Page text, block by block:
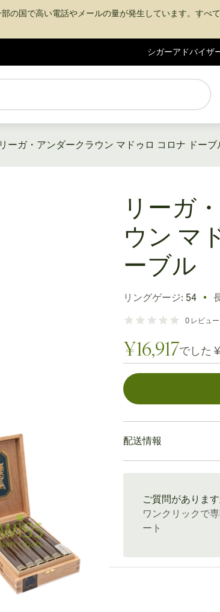
の国で高い電話やメールの量が発生しています。すべ
シガーアドバイザ
リーガ・アンダークラウン マドゥロ コロナ ドーブ
リーガ
ウン マ
ーブル
リングゲージ: 54
0 レビュー
¥16,917でした
個数
配送情報
ご質問がありま
ワンクリックで
ート